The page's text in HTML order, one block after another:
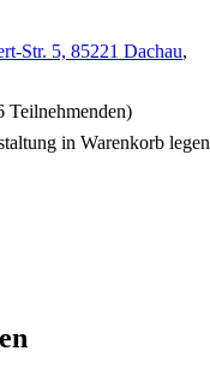
Str. 5, 85221 Dachau,
Teilnehmenden)
in Warenkorb legen